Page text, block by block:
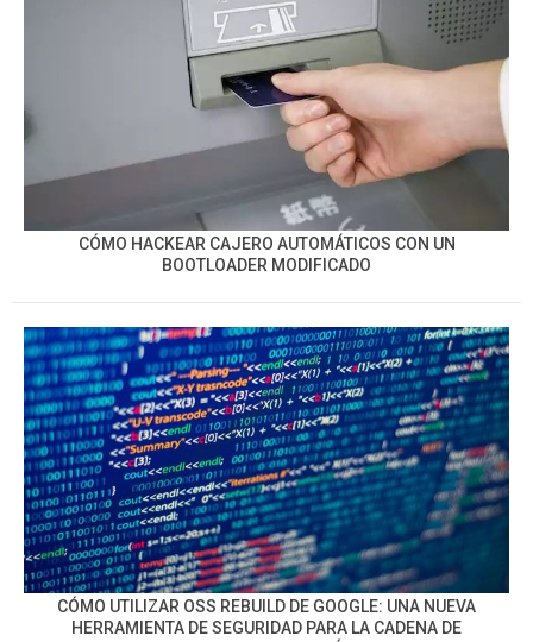
CÓMO HACKEAR CAJERO AUTOMÁTICOS CON UN
BOOTLOADER MODIFICADO
CÓMO UTILIZAR OSS REBUILD DE GOOGLE: UNA NUEVA
HERRAMIENTA DE SEGURIDAD PARA LA CADENA DE